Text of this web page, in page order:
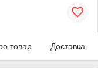
товар Доставка